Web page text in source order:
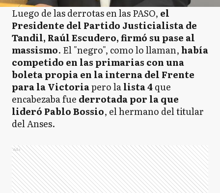
Luego de las derrotas en las PASO, el
Presidente del Partido Justicialista de
Tandil, Raúl Escudero, firmó su pase al
massismo. El "negro", como lo llaman, había
competido en las primarias con una
boleta propia en la interna del Frente
para la Victoriapero lalista 4que
encabezaba fue derrotada por la que
lideró Pablo Bossio, el hermano del titular
del Anses.
Ads